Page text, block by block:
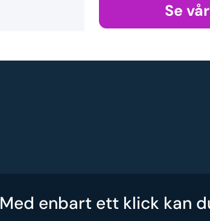
Se
Med enbart ett klick kan